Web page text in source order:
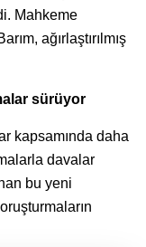
Mahkeme
ağırlaştırılmış
sürüyor
kapsamında daha
davalar
bu yeni